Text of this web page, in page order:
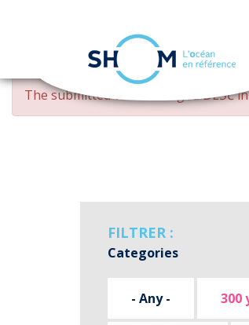
Skip
main
ERROR
MESSAGE
The submitted value changed DESC
FILTRER :
Categories
- Any - 300